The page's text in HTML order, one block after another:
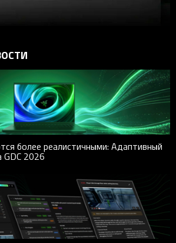
более реалистичными: Адаптивный
GDC 2026